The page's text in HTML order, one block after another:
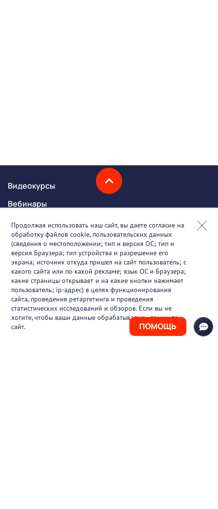
ПОМОЩЬ
Видеокурсы
Вебинары
Онлайн-события
Партнеры
О проекте
Вакансии
Блог
Контакты
Продолжая использовать наш сайт, вы даете согласие на
обработку файлов cookie, пользовательских данных
(сведения о местоположении; тип и версия ОС; тип и
версия Браузера; тип устройства и разрешение его
экрана; источник откуда пришел на сайт пользователь; с
какого сайта или по какой рекламе; язык ОС и Браузера;
какие страницы открывает и на какие кнопки нажимает
пользователь; ip-адрес) в целях функционирования
сайта, проведения ретаргетинга и проведения
статистических исследований и обзоров. Если вы не
хотите, чтобы ваши данные обрабатывались, покиньте
сайт.